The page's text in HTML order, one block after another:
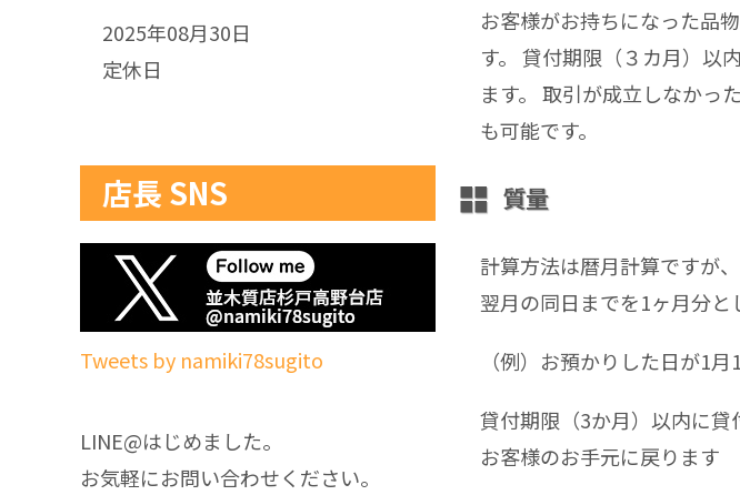
お客様がお持ちになった品
す。 貸付期限（３カ月）以
ます。 取引が成立しなかっ
も可能です。
質量
計算方法は暦月計算ですが
翌月の同日までを1ヶ月分と
（例）お預かりした日が1月
貸付期限（3か月）以内に
お客様のお手元に戻ります
2025年08月30日
定休日
店長 SNS
Tweets by namiki78sugito
LINE@はじめました。
お気軽にお問い合わせください。